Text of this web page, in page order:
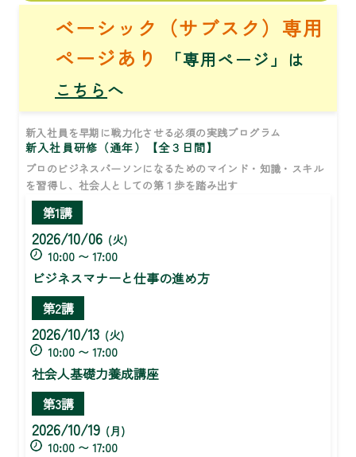
ベーシック（サブスク）専用
ページあり
「専用ページ」は
こちら へ
新入社員を早期に戦力化させる必須の実践プログラム
新入社員研修（通年）【全３日間】
プロのビジネスパーソンになるためのマインド・知識・スキル
を習得し、社会人としての第１歩を踏み出す
第1講
2026/10/06 (火)
10:00 〜 17:00
ビジネスマナーと仕事の進め方
第2講
2026/10/13 (火)
10:00 〜 17:00
社会人基礎力養成講座
第3講
2026/10/19 (月)
10:00 〜 17:00